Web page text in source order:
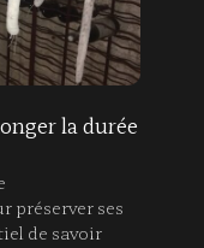
la durée
préserver ses
de savoir